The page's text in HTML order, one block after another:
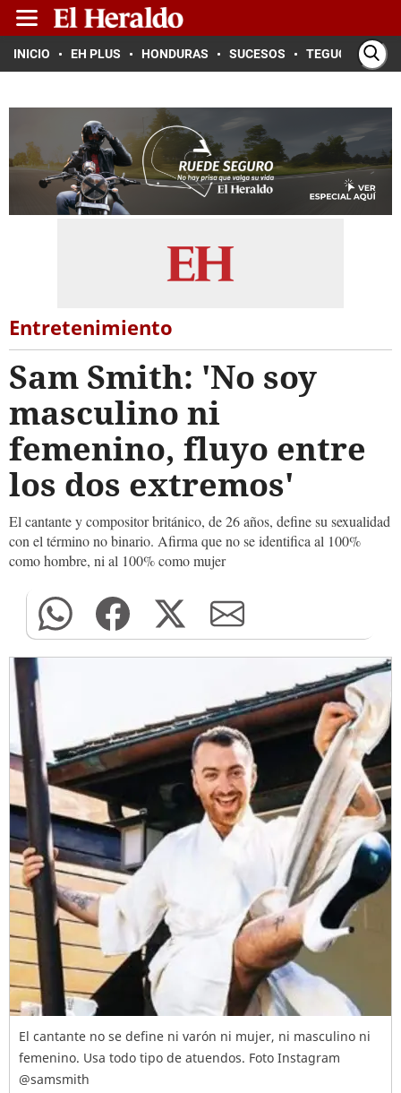
INICIO EH PLUS HONDURAS SUCESOS TEGUCIGALPA
Entretenimiento
Sam Smith: 'No soy
masculino ni
femenino, fluyo entre
los dos extremos'
El cantante y compositor británico, de 26 años, define su sexualidad
con el término no binario. Afirma que no se identifica al 100%
como hombre, ni al 100% como mujer
El cantante no se define ni varón ni mujer, ni masculino ni
femenino. Usa todo tipo de atuendos. Foto Instagram
@samsmith